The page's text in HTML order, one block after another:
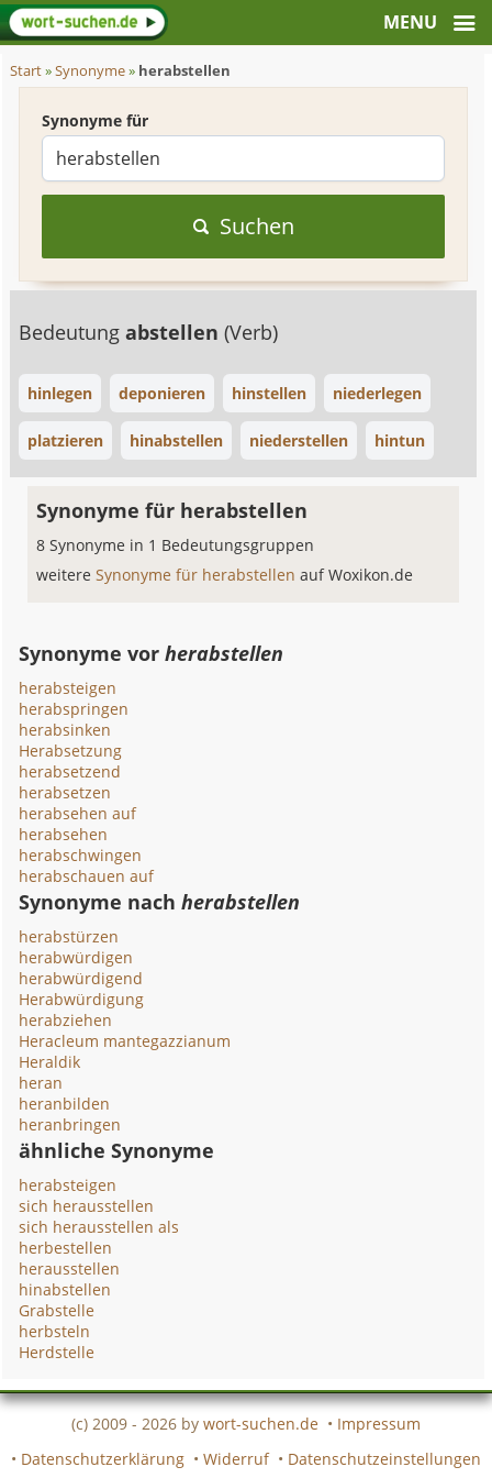
Start»Synonyme» herabstellen
Synonyme für
Suchen
Bedeutungabstellen(Verb)
hinlegen deponieren hinstellen niederlegen
platzieren hinabstellen niederstellen hintun
Synonyme für herabstellen
8 Synonyme in 1 Bedeutungsgruppen
weitereSynonyme für herabstellenauf Woxikon.de
Synonyme vorherabstellen
herabsteigen
herabspringen
herabsinken
Herabsetzung
herabsetzend
herabsetzen
herabsehen auf
herabsehen
herabschwingen
herabschauen auf
Synonyme nachherabstellen
herabstürzen
herabwürdigen
herabwürdigend
Herabwürdigung
herabziehen
Heracleum mantegazzianum
Heraldik
heran
heranbilden
heranbringen
ähnliche Synonyme
herabsteigen
sich herausstellen
sich herausstellen als
herbestellen
herausstellen
hinabstellen
Grabstelle
herbsteln
Herdstelle
(c) 2009 - 2026 by wort-suchen.de • Impressum
• Datenschutzerklärung • Widerruf • Datenschutzeinstellungen